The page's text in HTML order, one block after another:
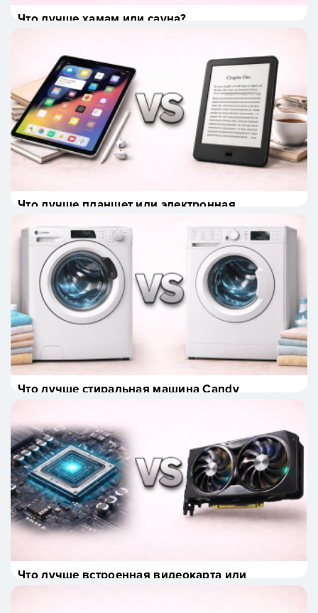
Что лучше хамам или сауна?
Что лучше планшет или электронная
Что лучше стиральная машина Candy
Что лучше встроенная видеокарта или